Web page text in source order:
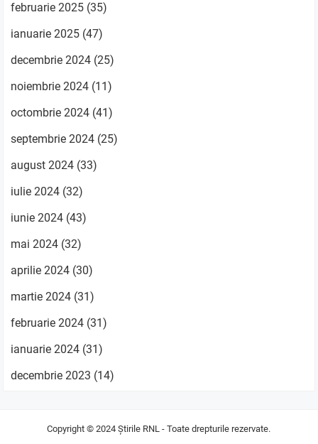
februarie 2025 (35)
ianuarie 2025 (47)
decembrie 2024 (25)
noiembrie 2024 (11)
octombrie 2024 (41)
septembrie 2024 (25)
august 2024 (33)
iulie 2024 (32)
iunie 2024 (43)
mai 2024 (32)
aprilie 2024 (30)
martie 2024 (31)
februarie 2024 (31)
ianuarie 2024 (31)
decembrie 2023 (14)
Copyright © 2024Știrile RNL - Toate drepturile rezervate.